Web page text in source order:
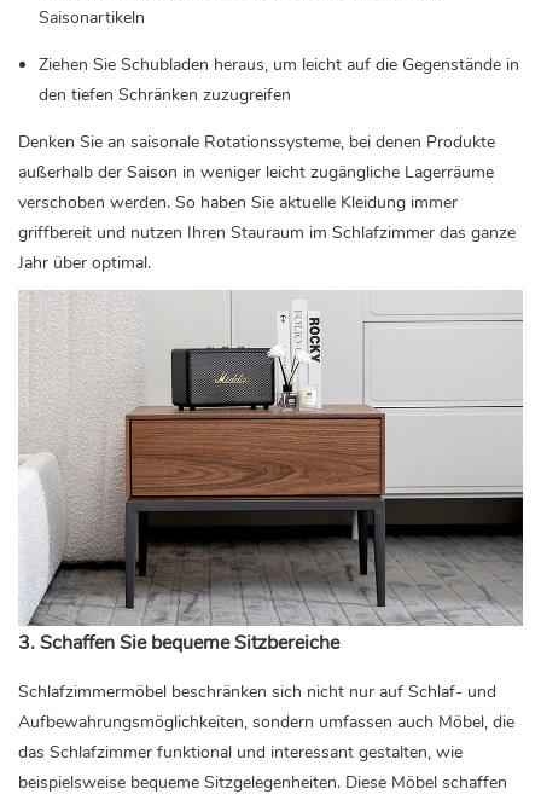
Saisonartikeln
Ziehen Sie Schubladen heraus, um leicht auf die Gegenstände in
den tiefen Schränken zuzugreifen
Denken Sie an saisonale Rotationssysteme, bei denen Produkte
außerhalb der Saison in weniger leicht zugängliche Lagerräume
verschoben werden. So haben Sie aktuelle Kleidung immer
griffbereit und nutzen Ihren Stauraum im Schlafzimmer das ganze
Jahr über optimal.
3. Schaffen Sie bequeme Sitzbereiche
Schlafzimmermöbel beschränken sich nicht nur auf Schlaf- und
Aufbewahrungsmöglichkeiten, sondern umfassen auch Möbel, die
das Schlafzimmer funktional und interessant gestalten, wie
beispielsweise bequeme Sitzgelegenheiten. Diese Möbel schaffen